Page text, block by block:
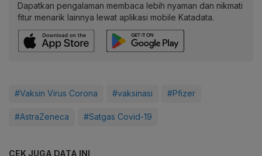
Dapatkan pengalaman membaca lebih nyaman dan nikmati
fitur menarik lainnya lewat aplikasi mobile Katadata.
#Vaksin Virus Corona #vaksinasi #Pfizer
#AstraZeneca #Satgas Covid-19
CEK JUGA DATA INI